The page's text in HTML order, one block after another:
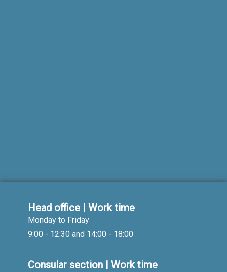
Head office | Work time
Monday to Friday
9:00 - 12:30 and 14:00 - 18:00
Consular section | Work time